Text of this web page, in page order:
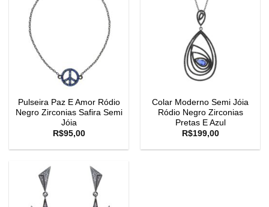
Pulseira Paz E Amor Ródio
Negro Zirconias Safira Semi
Jóia
R$95,00
Colar Moderno Semi Jóia
Ródio Negro Zirconias
Pretas E Azul
R$199,00